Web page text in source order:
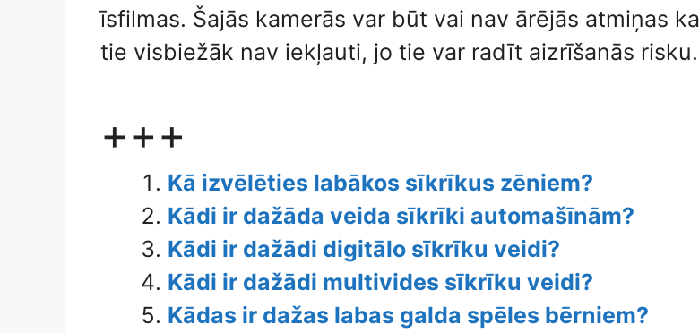
īsfilmas. Šajās kamerās var būt vai nav ārējās atmiņas
tie visbiežāk nav iekļauti, jo tie var radīt aizrīšanās risku.
+++
Kā izvēlēties labākos sīkrīkus zēniem?
Kādi ir dažāda veida sīkrīki automašīnām?
Kādi ir dažādi digitālo sīkrīku veidi?
Kādi ir dažādi multivides sīkrīku veidi?
Kādas ir dažas labas galda spēles bērniem?